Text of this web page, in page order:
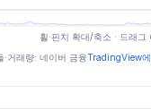
OHLCV (스크린 리더
저가 종가 등락률%
거
58306140-4.06
5610 5850-4.72
휠·핀치 확대/축소 · 드래그
·거래량: 네이버 금융TradingView